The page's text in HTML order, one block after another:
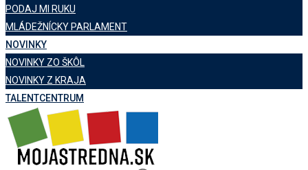
PODAJ MI RUKU
MLÁDEŽNÍCKY PARLAMENT
NOVINKY
NOVINKY ZO ŠKÔL
NOVINKY Z KRAJA
TALENTCENTRUM